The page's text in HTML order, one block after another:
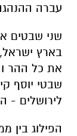
עברה
שני שבטים
בארץ ישראל,
את כל ההר
שבטי יוסף
לירושלים -
הפילוג בין